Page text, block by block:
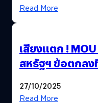
Read More
เสียงแตก !
สหรัฐฯ ข้อตกลง
27/10/2025
Read More